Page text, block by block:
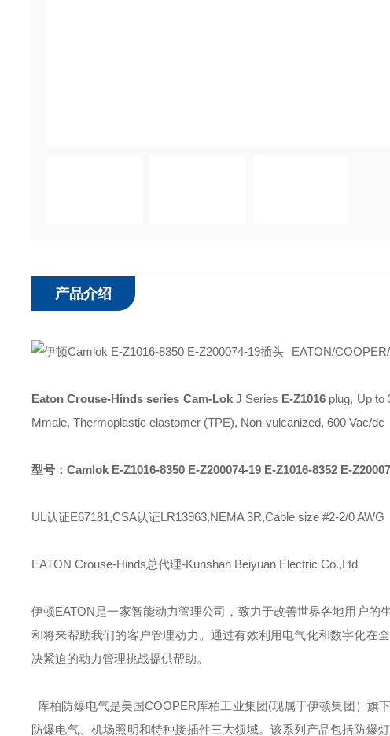
产品介绍
EATON/
Eaton Crouse-Hinds series Cam-LokJ Series E-Z1016 plug, Up to
Mmale, Thermoplastic elastomer (TPE), Non-vulcanized, 600 Vac/dc
型号：Camlok E-Z1016-8350 E-Z200074-19 E-Z1016-8352 E-
UL认证E67181,CSA认证LR13963,NEMA 3R,Cable size #2-2/0 AWG
EATON Crouse-Hinds总代理-Kunshan Beiyuan Electric Co.,Ltd
伊顿EATON是一家智能动力管理公司，致力于改善世界各地用户的
和将来帮助我们的客户管理动力。通过有效利用电气化和数字化在
决紧迫的动力管理挑战提供帮助。
库柏防爆电气是美国COOPER库柏工业集团(现属于伊顿集团）旗
防爆电气、机场照明和特种接插件三大领域。该系列产品包括防爆